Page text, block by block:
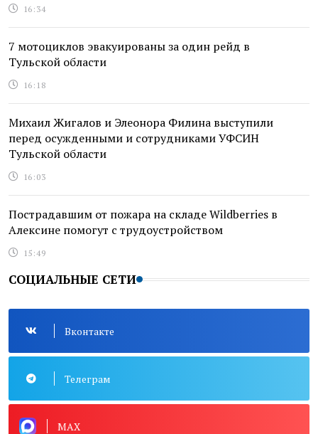
16:34
7 мотоциклов эвакуированы за один рейд в
Тульской области
16:18
Михаил Жигалов и Элеонора Филина выступили
перед осужденными и сотрудниками УФСИН
Тульской области
16:03
Пострадавшим от пожара на складе Wildberries в
Алексине помогут с трудоустройством
15:49
СОЦИАЛЬНЫЕ СЕТИ
Вконтакте
Телеграм
MAX